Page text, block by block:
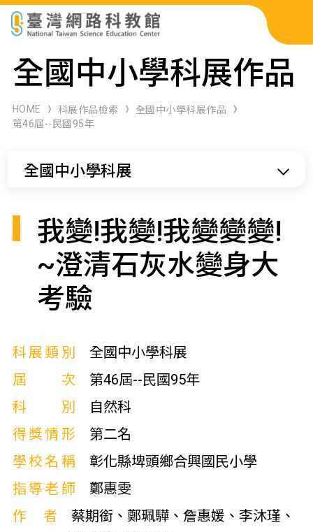
科展作品檢索
科學研習月刊
全國中小學科展作品
HOME 科展作品檢索
全國中小學科展作品
第46屆--民國95年
全國中小學科展
我變!我變!我變變變!
~澄清石灰水變身大
考驗
科展類別
全國中小學科展
屆次
第46屆--民國95年
科別
自然科
得獎情形
第二名
學校名稱
彰化縣埤頭鄉合興國民小學
指導老師
鄭惠雯
作者
蔡期銜、鄭珮驊、詹惠媛、李沐瑾、